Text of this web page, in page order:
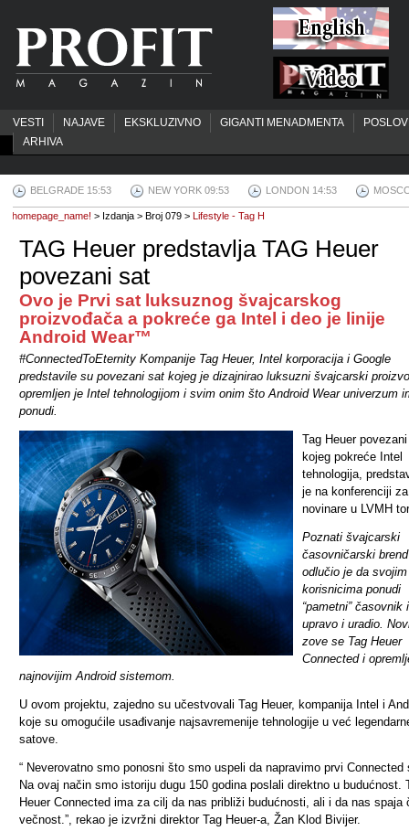
VESTI NAJAVE EKSKLUZIVNO GIGANTI MENADMENTA
ARHIVA
BELGRADE 15:53 NEW YORK 09:53 LONDON 14:53
homepage_name! > Izdanja > Broj 079 > Lifestyle - Tag H
TAG Heuer predstavlja TAG Heuer
povezani sat
Ovo je Prvi sat luksuznog švajcarskog
proizvođača a pokreće ga Intel i deo je linije
Android Wear™
#ConnectedToEternity Kompanije Tag Heuer, Intel korporacija i Google
predstavile su povezani sat kojeg je dizajnirao luksuzni švajcarski
opremljen je Intel tehnologijom i svim onim što Android Wear univerzum
ponudi.
Tag Heuer
kojeg pokreće Intel
tehnologija,
je na konferenciji za
novinare u LVMH
Poznati švajcarski
časovničarski brend
odlučio je da svojim
korisnicima ponudi
“pametni” časovnik
upravo i uradio.
zove se Tag Heuer
Connected i
najnovijim Android sistemom.
U ovom projektu, zajedno su učestvovali Tag Heuer, kompanija Intel i
koje su omogućile usađivanje najsavremenije tehnologije u već
satove.
“ Neverovatno smo ponosni što smo uspeli da napravimo prvi Connected
Na ovaj način smo istoriju dugu 150 godina poslali direktno u budućnost.
Heuer Connected ima za cilj da nas približi budućnosti, ali i da nas spaja
večnost.”, rekao je izvržni direktor Tag Heuer-a, Žan Klod Bivijer.